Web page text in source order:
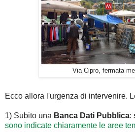
Via Cipro, fermata
Ecco allora l'urgenza di intervenire.
1) Subito una Banca Dati Pubblica:
sono indicate chiaramente le aree